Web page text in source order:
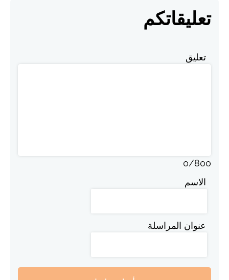
تعليقاتكم
تعليق
0/800
الاسم
عنوان المراسلة